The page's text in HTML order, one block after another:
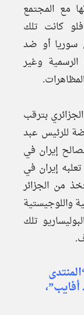
مع المجتمع
كانت تلك
سوريا أو ضد
وغير
بترقب
للرئيس عبد
إيران في
إيران في
من الجزائر
واللوجيستية
تلك
أفايب”،